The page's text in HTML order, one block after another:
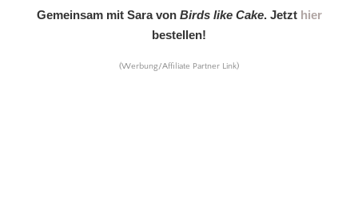
Gemeinsam mit Sara von Birds like Cake. Jetzt hier
bestellen!
(Werbung/Affiliate Partner Link)